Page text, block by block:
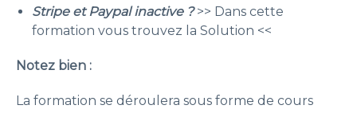
Stripe et Paypal inactive ?>> Dans cette
formation vous trouvez la Solution <<
Notez bien :
La formation se déroulera sous forme de cours